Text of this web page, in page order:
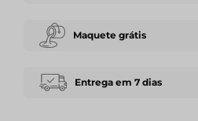
Maquete grátis
Entrega em 7 dias